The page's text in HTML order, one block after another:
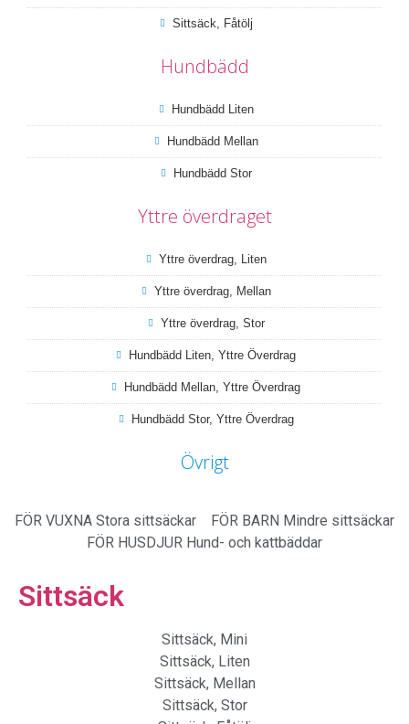
Sittsäck, Fåtölj
Hundbädd
Hundbädd Liten
Hundbädd Mellan
Hundbädd Stor
Yttre överdraget
Yttre överdrag, Liten
Yttre överdrag, Mellan
Yttre överdrag, Stor
Hundbädd Liten, Yttre Överdrag
Hundbädd Mellan, Yttre Överdrag
Hundbädd Stor, Yttre Överdrag
Övrigt
FÖR VUXNA Stora sittsäckar FÖR BARN Mindre sittsäckar
FÖR HUSDJUR Hund- och kattbäddar
Sittsäck
Sittsäck, Mini
Sittsäck, Liten
Sittsäck, Mellan
Sittsäck, Stor